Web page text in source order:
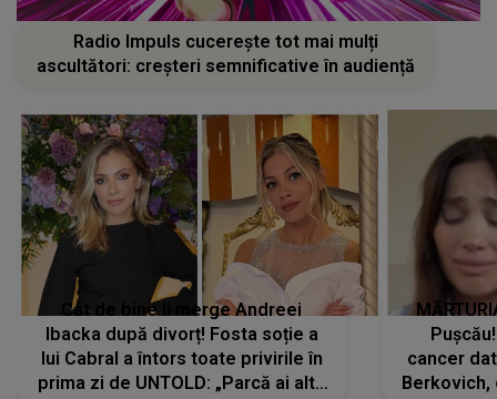
Radio Impuls cucerește tot mai mulți
ascultători: creșteri semnificative în audiență
Cât de bine îi merge Andreei
Ibacka după divorț! Fosta soție a
lui Cabral a întors toate privirile în
prima zi de UNTOLD: „Parcă ai altă
cancer
Berkovich,